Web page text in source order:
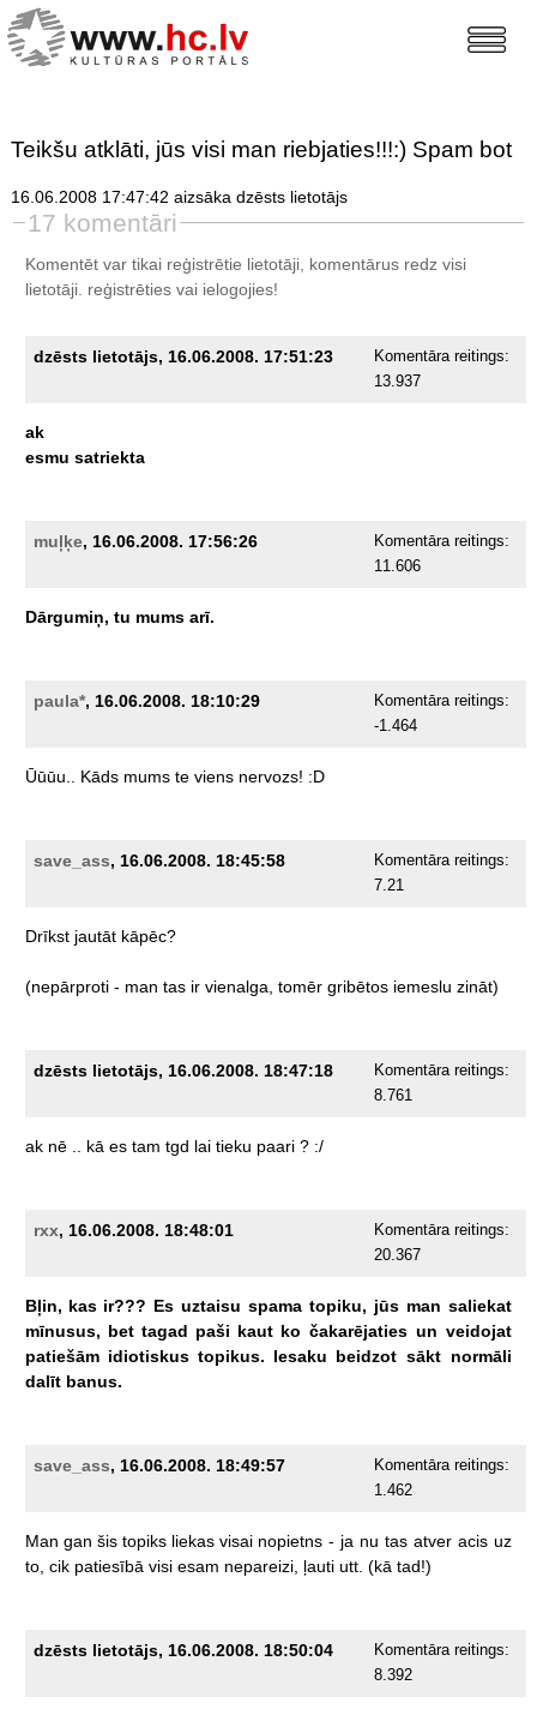
Teikšu atklāti, jūs visi man riebjaties!!!:) Spam bot
16.06.2008 17:47:42 aizsāka dzēsts lietotājs
17 komentāri
Komentēt var tikai reģistrētie lietotāji, komentārus redz visi
lietotāji. reģistrētiesvai ielogojies!
dzēsts lietotājs, 16.06.2008. 17:51:23
Komentāra reitings:
13.937
ak
esmu satriekta
muļķe, 16.06.2008. 17:56:26
Komentāra reitings:
11.606
Dārgumiņ, tu mums arī.
paula*, 16.06.2008. 18:10:29
Komentāra reitings:
-1.464
Ūūūu.. Kāds mums te viens nervozs! :D
save_ass, 16.06.2008. 18:45:58
Komentāra reitings:
7.21
Drīkst jautāt kāpēc?
(nepārproti - man tas ir vienalga, tomēr gribētos iemeslu zināt)
dzēsts lietotājs, 16.06.2008. 18:47:18
Komentāra reitings:
8.761
ak nē kā es tam tgd lai tieku paari ? :/
rxx, 16.06.2008. 18:48:01
Komentāra reitings:
20.367
Bļin, kas ir??? Es uztaisu spama topiku, jūs man saliekat
mīnusus, bet tagad paši kaut ko čakarējaties un veidojat
patiešām idiotiskus topikus. Iesaku beidzot sākt normāli
dalīt banus.
save_ass, 16.06.2008. 18:49:57
Komentāra reitings:
1.462
Man gan šis topiks liekas visai nopietns - ja nu tas atver acis uz
to, cik patiesībā visi esam nepareizi, ļauti utt. (kā tad!)
dzēsts lietotājs, 16.06.2008. 18:50:04
Komentāra reitings:
8.392